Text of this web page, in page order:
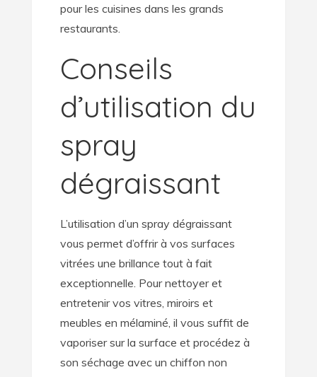
pour les cuisines dans les grands
restaurants.
Conseils
d’utilisation du
spray
dégraissant
L’utilisation d’un spray dégraissant
vous permet d’offrir à vos surfaces
vitrées une brillance tout à fait
exceptionnelle. Pour nettoyer et
entretenir vos vitres, miroirs et
meubles en mélaminé, il vous suffit de
vaporiser sur la surface et procédez à
son séchage avec un chiffon non